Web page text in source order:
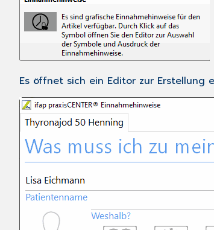
Es öffnet sich ein Editor zur Erstellung